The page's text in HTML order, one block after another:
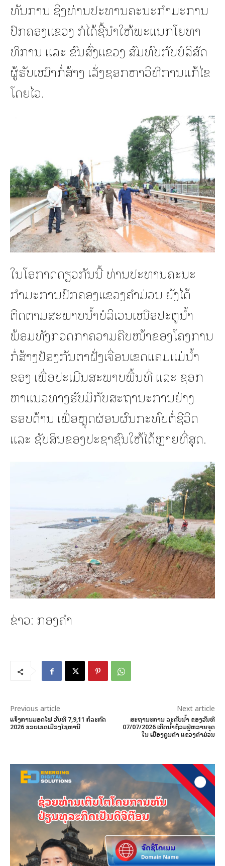
ທັນການ ຊຶ່ງທ່ານປະທານຄະນະກຳມະການ
ປົກຄອງແຂວງ ກໍໄດ້ຊີ້ນໍາໃຫ້ພະແນກໂຍທາ
ທິການ ແລະ ຂົນສົ່ງແຂວງ ສົມທົບກັບບໍລິສັດ
ຜູ້ຮັບເໝົາກໍ່ສ້າງ ເລັ່ງຊອກຫາວິທີການແກ້ໄຂ
ໂດຍໄວ.
ໃນໂອກາດດຽວກັນນີ້ ທ່ານປະທານຄະນະ
ກຳມະການປົກຄອງແຂວງຄໍາມ່ວນ ຍັງໄດ້
ຕິດຕາມສະພາບນໍ້າບໍລິເວນເໜືອປະຕູນໍ້າ
ພ້ອມທັງກວດກາຄວາມຄືບໜ້າຂອງໂຄງການ
ກໍ່ສ້າງປ້ອງກັນຕາຝັ່ງເຈື່ອນເຂດແຄມແມ່ນໍ້າ
ຂອງ ເພື່ອປະເມີນສະພາບພື້ນທີ່ ແລະ ຊອກ
ຫາແນວທາງຮັບມືກັບສະຖານະການຢ່າງ
ຮອບດ້ານ ເພື່ອຫຼຸດຜ່ອນຜົນກະທົບຕໍ່ຊີວິດ
ແລະ ຊັບສິນຂອງປະຊາຊົນໃຫ້ໄດ້ຫຼາຍທີ່ສຸດ.
ຂ່າວ: ກອງຄໍາ
Previous article
ແຈ້ງການມອດໄຟ ວັນທີ 7,9,11 ກໍລະກົດ
2026 ຂອບເຂດເມືອງໄຊທານີ
Next article
ສະຖານະການ ລະດັບນ້ຳ ຂອງວັນທີ
07/07/2026 ເກີດນ້ຳຖ້ວມຢູ່ຫລາຍຈຸດ
ໃນ ເມືອງຄູນຄຳ ແຂວງຄຳມ່ວນ